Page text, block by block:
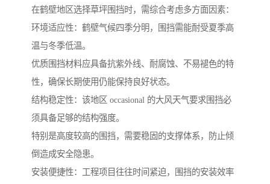
在鹤壁地区选择草坪围挡时，需综合考虑多方面因素：
环境适应性：鹤壁气候四季分明，围挡需能耐受夏季高
温与冬季低温。
优质围挡材料应具备抗紫外线、耐腐蚀、不易褪色的特
性，确保长期使用仍能保持良好状态。
结构稳定性：该地区 occasional 的大风天气要求围挡必
须具备足够的结构强度。
特别是高度较高的围挡，需要稳固的支撑体系，防止倾
倒造成安全隐患。
安装便捷性：工程项目往往时间紧迫，围挡的安装效率